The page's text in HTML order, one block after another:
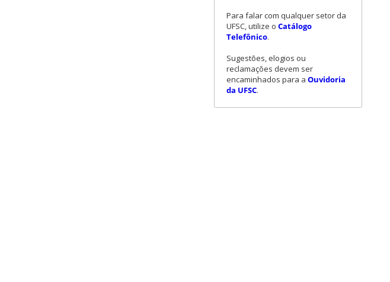
Para falar com qualquer setor da
UFSC, utilize o Catálogo
Telefônico.
Sugestões, elogios ou
reclamações devem ser
encaminhados para a Ouvidoria
da UFSC.